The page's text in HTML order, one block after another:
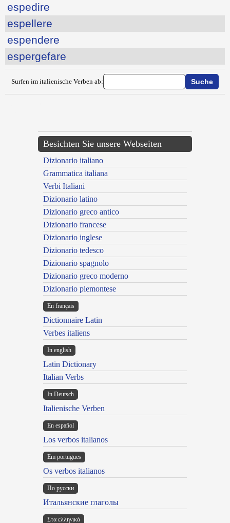
espedire
espellere
espendere
espergefare
Surfen im italienische Verben ab:
Besichten Sie unsere Webseiten
Dizionario italiano
Grammatica italiana
Verbi Italiani
Dizionario latino
Dizionario greco antico
Dizionario francese
Dizionario inglese
Dizionario tedesco
Dizionario spagnolo
Dizionario greco moderno
Dizionario piemontese
En français
Dictionnaire Latin
Verbes italiens
In english
Latin Dictionary
Italian Verbs
In Deutsch
Italienische Verben
En español
Los verbos italianos
Em portugues
Os verbos italianos
По русски
Итальянские глаголы
Στα ελληνικά